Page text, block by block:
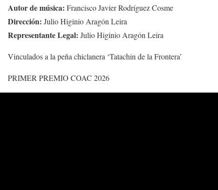
Autor de música: Francisco Javier Rodríguez Cosme
Dirección: Julio Higinio Aragón Leira
Representante Legal: Julio Higinio Aragón Leira
Vinculados a la peña chiclanera ‘Tatachin de la Frontera’
PRIMER PREMIO COAC 2026